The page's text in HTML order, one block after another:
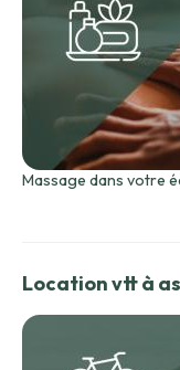
Massage dans votre
Location vtt à